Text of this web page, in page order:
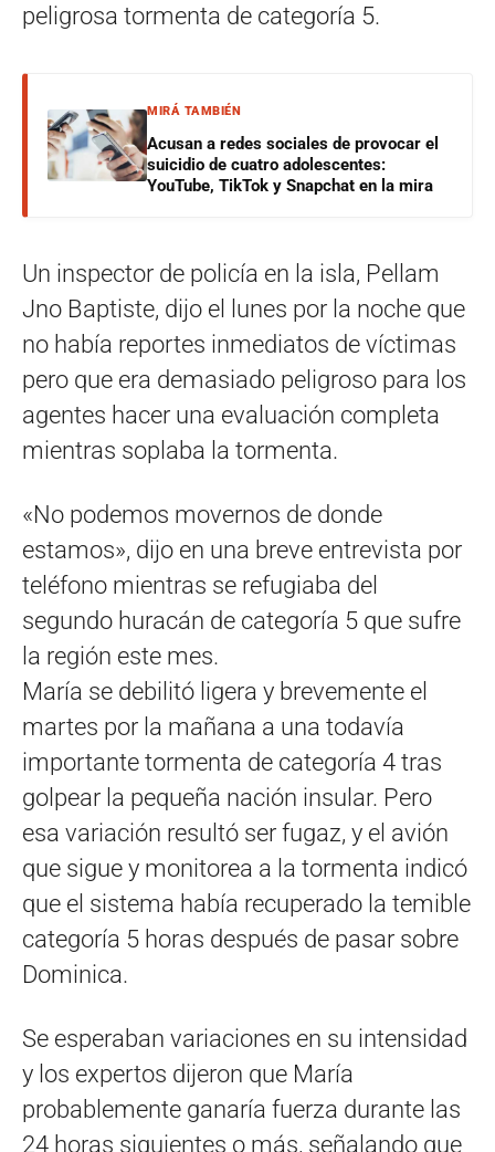
peligrosa tormenta de categoría 5.
MIRÁ TAMBIÉN
Acusan a redes sociales de provocar el
suicidio de cuatro adolescentes:
YouTube, TikTok y Snapchat en la mira
Un inspector de policía en la isla, Pellam
Jno Baptiste, dijo el lunes por la noche que
no había reportes inmediatos de víctimas
pero que era demasiado peligroso para los
agentes hacer una evaluación completa
mientras soplaba la tormenta.
«No podemos movernos de donde
estamos», dijo en una breve entrevista por
teléfono mientras se refugiaba del
segundo huracán de categoría 5 que sufre
la región este mes.
María se debilitó ligera y brevemente el
martes por la mañana a una todavía
importante tormenta de categoría 4 tras
golpear la pequeña nación insular. Pero
esa variación resultó ser fugaz, y el avión
que sigue y monitorea a la tormenta indicó
que el sistema había recuperado la temible
categoría 5 horas después de pasar sobre
Dominica.
Se esperaban variaciones en su intensidad
y los expertos dijeron que María
probablemente ganaría fuerza durante las
24 horas siguientes o más, señalando que